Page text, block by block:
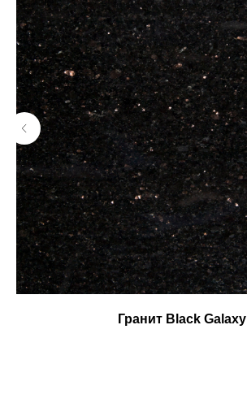
Гранит Black Galaxy